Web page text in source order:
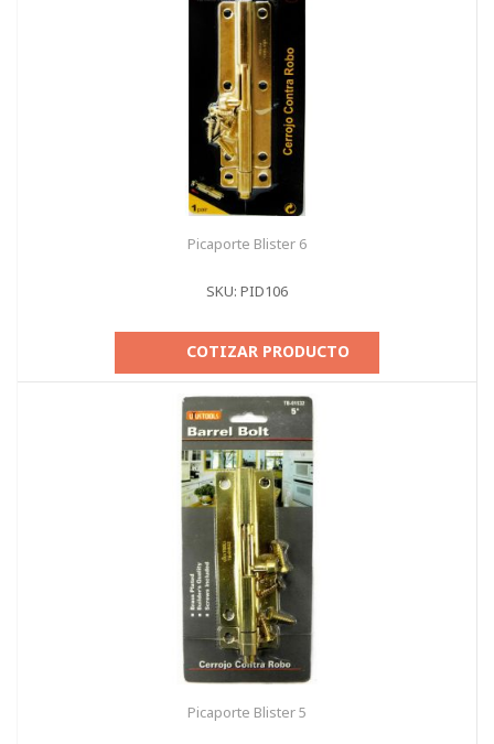
Picaporte Blister 6
SKU: PID106
COTIZAR PRODUCTO
Picaporte Blister 5